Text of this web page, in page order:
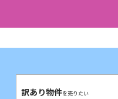
訳あり物件を売りたい